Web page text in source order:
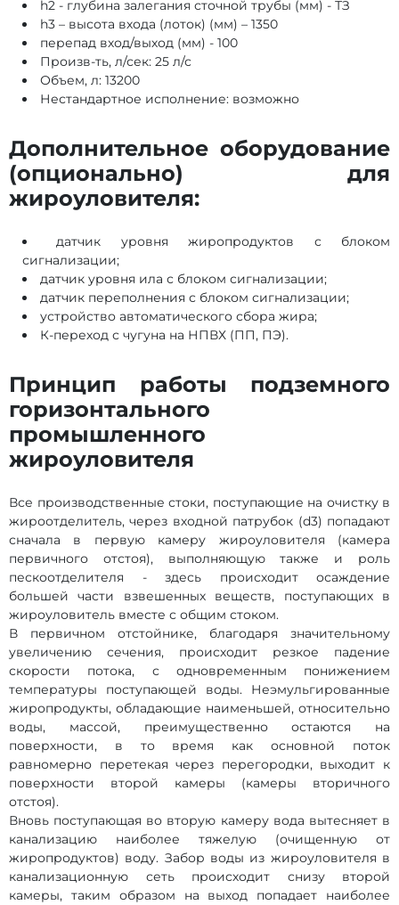
h2 - глубина залегания сточной трубы (мм) - ТЗ
h3 – высота входа (лоток) (мм) – 1350
перепад вход/выход (мм) - 100
Произв-ть, л/сек: 25 л/с
Объем, л: 13200
Нестандартное исполнение: возможно
Дополнительное оборудование
(опционально) для
жироуловителя:
датчик уровня жиропродуктов с блоком
сигнализации;
датчик уровня ила с блоком сигнализации;
датчик переполнения с блоком сигнализации;
устройство автоматического сбора жира;
К-переход с чугуна на НПВХ (ПП, ПЭ).
Принцип работы подземного
горизонтального
промышленного
жироуловителя
Все производственные стоки, поступающие на очистку в
жироотделитель, через входной патрубок (d3) попадают
сначала в первую камеру жироуловителя (камера
первичного отстоя), выполняющую также и роль
пескоотделителя - здесь происходит осаждение
большей части взвешенных веществ, поступающих в
жироуловитель вместе с общим стоком.
В первичном отстойнике, благодаря значительному
увеличению сечения, происходит резкое падение
скорости потока, с одновременным понижением
температуры поступающей воды. Неэмульгированные
жиропродукты, обладающие наименьшей, относительно
воды, массой, преимущественно остаются на
поверхности, в то время как основной поток
равномерно перетекая через перегородки, выходит к
поверхности второй камеры (камеры вторичного
отстоя).
Вновь поступающая во вторую камеру вода вытесняет в
канализацию наиболее тяжелую (очищенную от
жиропродуктов) воду. Забор воды из жироуловителя в
канализационную сеть происходит снизу второй
камеры, таким образом на выход попадает наиболее